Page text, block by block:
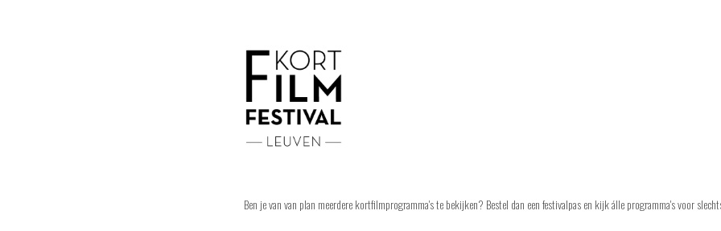
Ben je van van plan meerdere kortfilmprogramma's te bekijken? Bestel dan een festivalpas en kijk álle programma's voor